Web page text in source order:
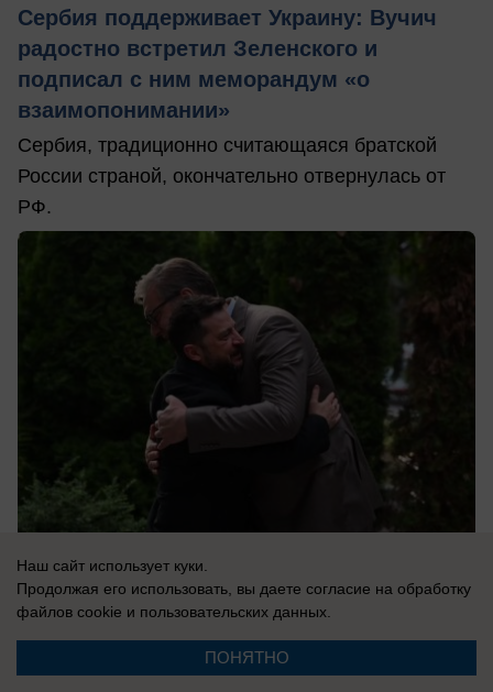
Сербия поддерживает Украину: Вучич
радостно встретил Зеленского и
подписал с ним меморандум «о
взаимопонимании»
Сербия, традиционно считающаяся братской
России страной, окончательно отвернулась от
РФ.
08.08.2026 0
Наш сайт использует куки.
Продолжая его использовать, вы даете согласие на обработку
файлов cookie и пользовательских данных.
ПОНЯТНО